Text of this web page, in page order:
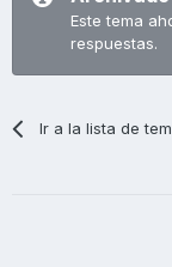
Este tema
respuestas.
Ir a la lista de